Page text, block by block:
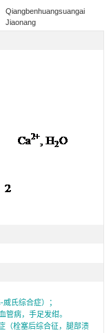
Qiangbenhuangsuangai
Jiaonang
氏综合症）；
病，手足发绀。
（栓塞后综合征，腿部溃